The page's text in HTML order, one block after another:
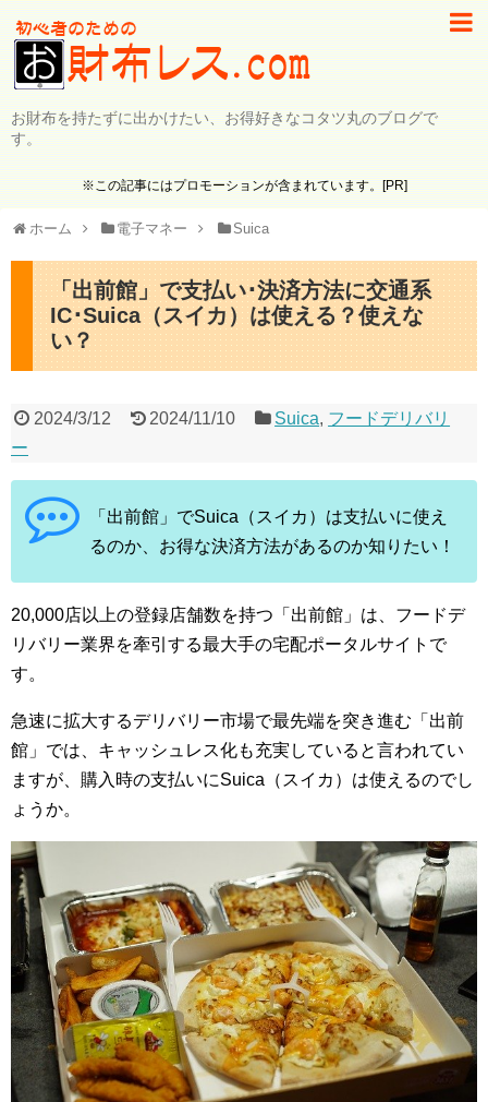
お財布を持たずに出かけたい、お得好きなコタツ丸のブログで
す。
※この記事にはプロモーションが含まれています。[PR]
ホーム 電子マネー Suica
「出前館」で支払い･決済方法に交通系
IC･Suica（スイカ）は使える？使えな
い？
2024/3/12 2024/11/10 Suica, フードデリバリ
ー
「出前館」でSuica（スイカ）は支払いに使え
るのか、お得な決済方法があるのか知りたい！
20,000店以上の登録店舗数を持つ「出前館」は、フードデ
リバリー業界を牽引する最大手の宅配ポータルサイトで
す。
急速に拡大するデリバリー市場で最先端を突き進む「出前
館」では、キャッシュレス化も充実していると言われてい
ますが、購入時の支払いにSuica（スイカ）は使えるのでし
ょうか。